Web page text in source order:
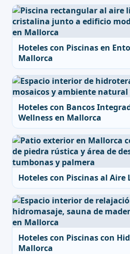
Hoteles con Piscinas en
Mallorca
Hoteles con Bancos
Wellness en Mallorca
Hoteles con Piscinas al Aire
Hoteles con Piscinas con
Mallorca